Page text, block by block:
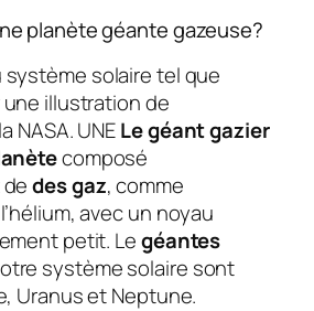
planète géante gazeuse?
solaire tel que
illustration de
NASA. UNELe géant gazier
composé
dedes gaz, comme
avec un noyau
petit. Legéantes
système solaire sont
Uranus et Neptune.